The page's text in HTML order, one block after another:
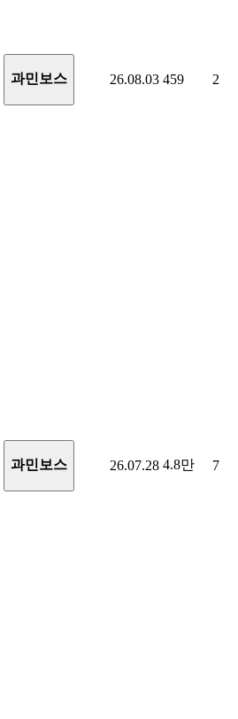
과민보스 26.08.03 459 2
과민보스 26.07.28 4.8만 7